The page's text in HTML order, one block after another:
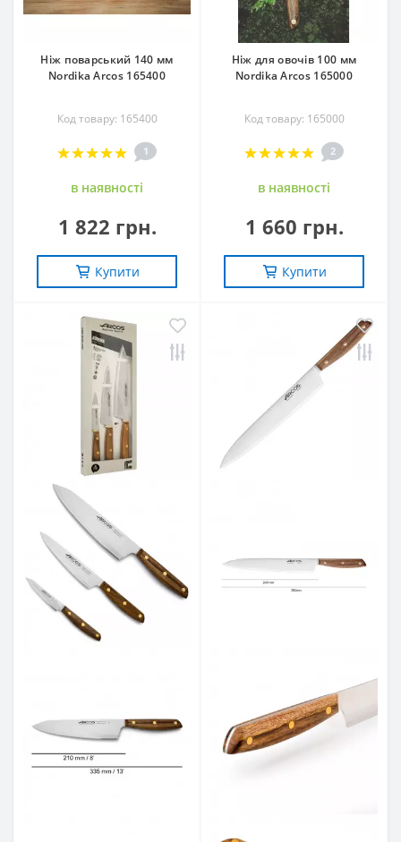
Ніж поварський 140 мм
Nordika Arcos 165400
Код товару: 165400
1
в наявностi
1 822 грн.
Купити
Ніж для овочів 100 мм
Nordika Arcos 165000
Код товару: 165000
2
в наявностi
1 660 грн.
Купити